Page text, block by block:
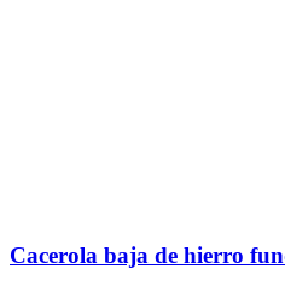
Cacerola baja de hierro